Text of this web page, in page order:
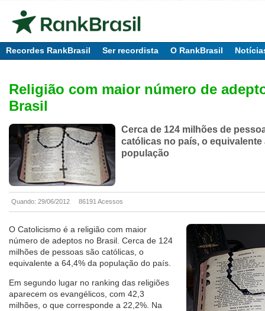
Recordes RankBrasil Ser recordista O RankBrasil
Religião com maior número de
Brasil
Cerca de 124 milhões de
católicas no país, o equivalente
população
Quando: 29/06/2012 86191 Acessos
O Catolicismo é a religião com maior
número de adeptos no Brasil. Cerca de 124
milhões de pessoas são católicas, o
equivalente a 64,4% da população do país.
Em segundo lugar no ranking das religiões
aparecem os evangélicos, com 42,3
milhões, o que corresponde a 22,2%. Na